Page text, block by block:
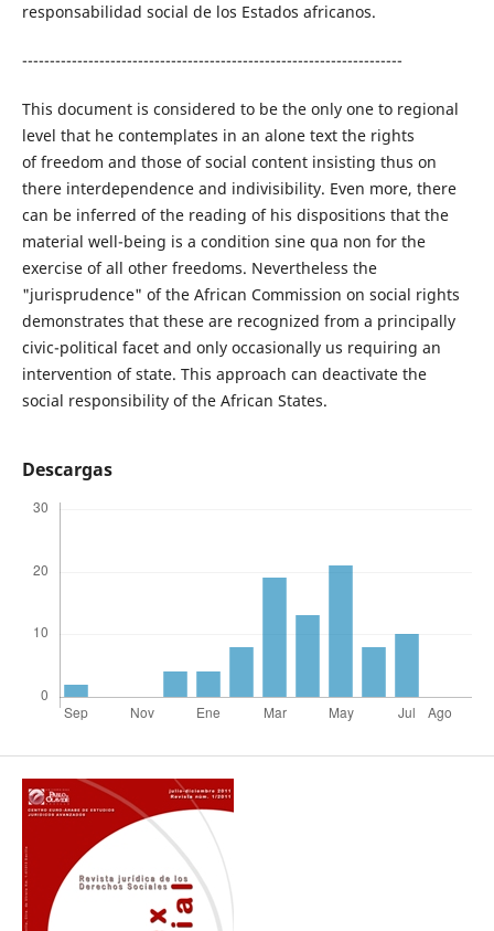
responsabilidad social de los Estados africanos.
---------------------------------------------------------------------
This document is considered to be the only one to regional
level that he contemplates in an alone text the rights
of freedom and those of social content insisting thus on
there interdependence and indivisibility. Even more, there
can be inferred of the reading of his dispositions that the
material well-­being is a condition sine qua non for the
exercise of all other freedoms. Nevertheless the
"jurisprudence" of the African Commission on social rights
demonstrates that these are recognized from a principally
civic-­political facet and only occasionally us requiring an
intervention of state. This approach can deactivate the
social responsibility of the African States.
Descargas